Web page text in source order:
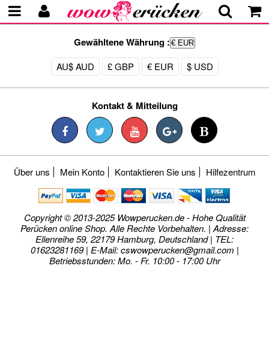
Gewähltene Währung : € EUR
AU$ AUD £ GBP € EUR $ USD
Kontakt & Mitteilung
Über uns Mein Konto Kontaktieren Sie uns Hilfezentrum
Copyright © 2013-2025 Wowperucken.de - Hohe Qualität
Perücken online Shop. Alle Rechte Vorbehalten. | Adresse:
Ellenreihe 59, 22179 Hamburg, Deutschland | TEL:
01623281169 | E-Mail:cswowperucken@gmail.com |
Betriebsstunden: Mo. - Fr. 10:00 - 17:00 Uhr